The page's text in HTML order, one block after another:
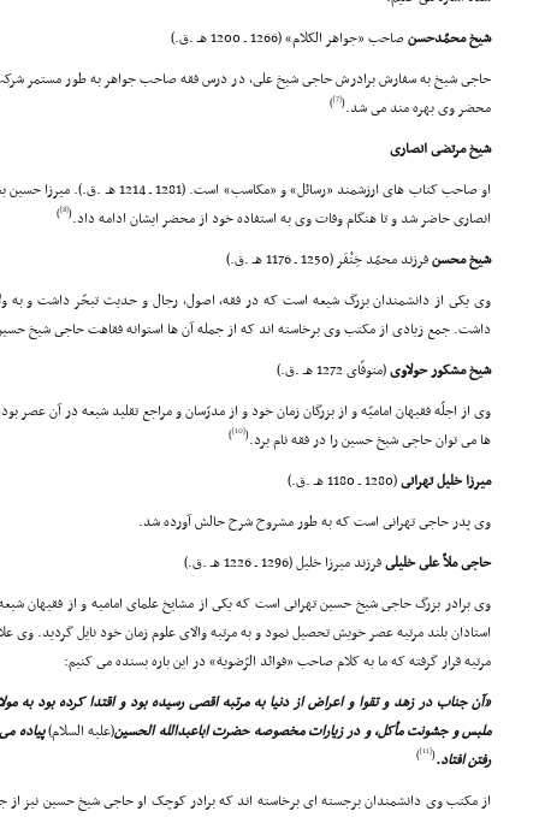
شیخ محمّدحسنصاحب «جواهر الکلام» (1266 ـ 1200 هـ .ق.)
حاجى شیخ به سفارش برادرش حاجى شیخ على، در درس فقه صاحب جواهر به طور مستمر شرکت
محضر وى بهره مند مى شد.(
[7]
)
شیخ مرتضى انصارى
او صاحب کتاب هاى ارزشمند «رسائل» و
انصارى حاضر شد و تا هنگام وفات وى به استفاده خود از محضر ایشان ادامه داد.(
[8]
)
شیخ محسنفرزند محمّد خِنْفَر (1250 ـ 1176 هـ .ق.)
وى یکى از دانشمندان بزرگ شیعه است که در فقه، اصول، رجال و حدیث تبحّر داشت و به
داشت. جمع زیادى از مکتب وى برخاسته اند که از جمله آن ها استوانه فقاهت حاجى شیخ
شیخ مشکور حولاوى(متوفّاى 1272 هـ .ق.)
وى از اجلّه فقیهان امامیّه و از بزرگان زمان خود و از مدرّسان و مراجع تقلید شیعه در آن عصر
ها مى توان حاجى شیخ حسین را در فقه نام برد.(
[10]
)
میرزا خلیل تهرانى(1280 ـ 1180 هـ .ق.)
وى پدر حاجى تهرانى است که به طور مشروح شرح حالش آورده شد.
حاجى ملاّ على خلیلىفرزند میرزا خلیل (1296 ـ 1226 هـ .ق.)
وى برادر بزرگ حاجى شیخ حسین تهرانى است که یکى از مشایخ علماى امامیه و از فقیهان
استادان بلند مرتبه عصر خویش تحصیل نمود و به مرتبه والاى علوم زمان خود نایل گردید. وى
مرتبه قرار گرفته که ما به کلام صاحب «فوائد الرّضویة» در این باره بسنده مى کنیم:
«آن جناب در زهد و تقوا و اعراض از دنیا به مرتبه اقصى رسیده بود و اقتدا کرده بود به
ملبس و جشونت مأکل، و در زیارات مخصوصه حضرت اباعبدالله الحسین(علیه السلام)پیاده
رفتن افتاد.(
[11]
)
از مکتب وى دانشمندان برجسته اى برخاسته اند که برادر کوچک او حاجى شیخ حسین نیز از